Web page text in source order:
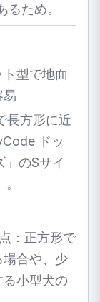
ため。
型で地面
易
長方形に近
ドッ
」のSサイ
：正方形で
場合や、少
小型犬の